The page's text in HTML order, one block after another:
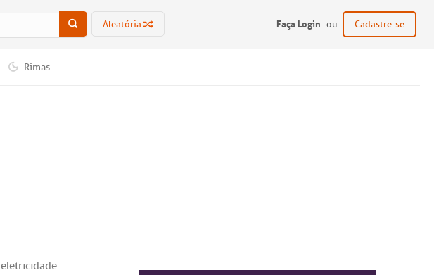
Aleatória Faça Login ou Cadastre-se
Rimas
eletricidade.